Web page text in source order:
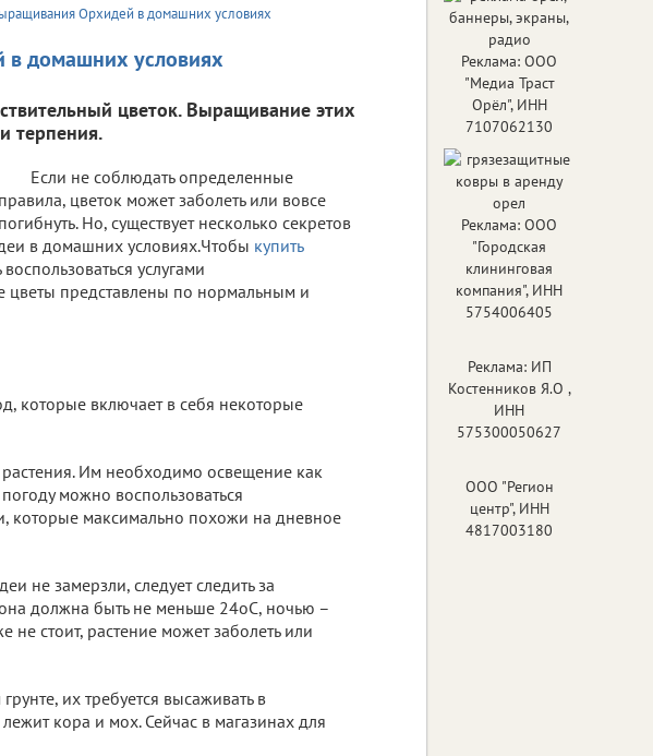
Орхидей в домашних условиях
домашних условиях
цветок. Выращивание этих
терпения.
Если не соблюдать определенные
правила, цветок может заболеть или вовсе
погибнуть. Но, существует несколько секретов
в домашних условиях.Чтобы купить
услугами
цветы представлены по нормальным и
которые включает в себя некоторые
Им необходимо освещение как
можно воспользоваться
которые максимально похожи на дневное
не замерзли, следует следить за
должна быть не меньше 24оС, ночью –
не стоит, растение может заболеть или
их требуется высаживать в
кора и мох. Сейчас в магазинах для
Реклама: ООО
"Медиа Траст
Орёл", ИНН
7107062130
Реклама: ООО
"Городская
клининговая
компания", ИНН
5754006405
Реклама: ИП
Костенников Я.О ,
ИНН
575300050627
ООО "Регион
центр", ИНН
4817003180